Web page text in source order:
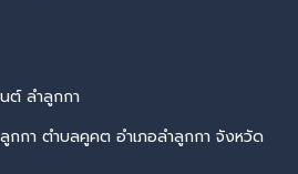
ต์ ลำลูกกา
กกา ตำบลคูคต อำเภอลำลูกกา จังหวัด